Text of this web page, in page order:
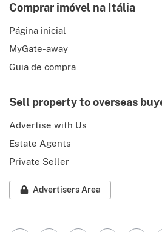
Comprar imóvel na Itália
Página inicial
MyGate-away
Guia de compra
Sell property to overseas
Advertise with Us
Estate Agents
Private Seller
Advertisers Area